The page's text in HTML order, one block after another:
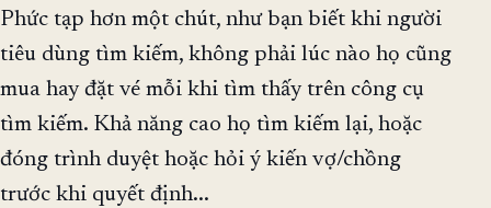
Phức tạp hơn một chút, như bạn biết khi người
tiêu dùng tìm kiếm, không phải lúc nào họ cũng
mua hay đặt vé mỗi khi tìm thấy trên công cụ
tìm kiếm. Khả năng cao họ tìm kiếm lại, hoặc
đóng trình duyệt hoặc hỏi ý kiến vợ/chồng
trước khi quyết định...